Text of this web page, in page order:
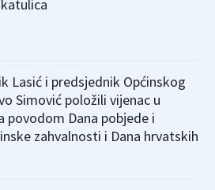
Lasić i predsjednik Općinskog
Simović položili vijenac u
povodom Dana pobjede i
zahvalnosti i Dana hrvatskih